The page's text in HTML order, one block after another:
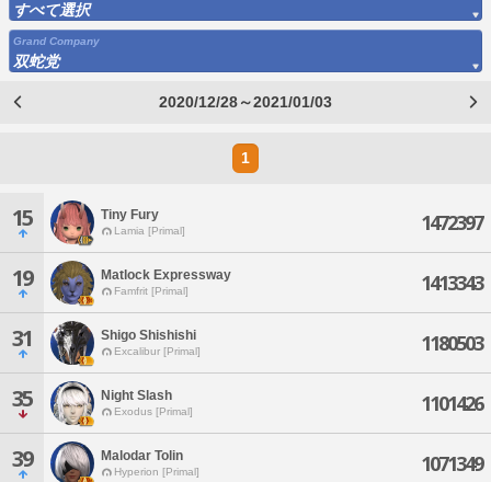
すべて選択
Grand Company
双蛇党
2020/12/28～2021/01/03
1
15 Tiny Fury
Lamia [Primal] 1472397
19 Matlock Expressway
Famfrit [Primal] 1413343
31 Shigo Shishishi
Excalibur [Primal] 1180503
35 Night Slash
Exodus [Primal] 1101426
39 Malodar Tolin
Hyperion [Primal] 1071349